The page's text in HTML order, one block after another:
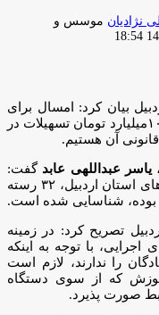
موسس و
بیان کرد: امسال برای
اشتغال سربازان منقضی از خدمت حدود ۱۰۰میلیارد تومان تسهیلات در
آن هستیم.
،یاسر عبداللهی عابد گفت:
به‌منظور همخوانی رسته‌های شغلی با نیازهای استان اردبیل، ۳۲ رسته
بوده، شناسایی شده است.
تصریح کرد: در زمینه
با توجه به اینکه
را ندارند، لازم است
که از سوی دستگاه
صورت پذیرد.